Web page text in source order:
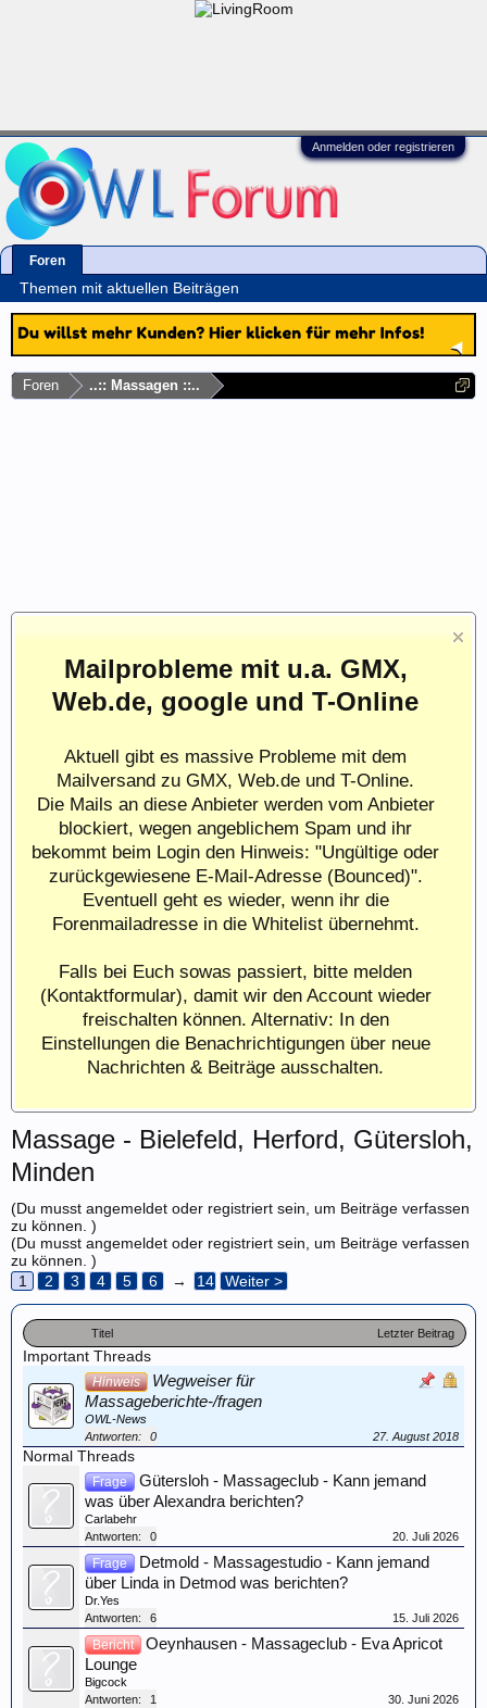
Anmelden oder registrieren
Foren ..:: Massagen ::..
Mailprobleme mit u.a. GMX,
Web.de, google und T-Online
Aktuell gibt es massive Probleme mit dem
Mailversand zu GMX, Web.de und T-Online.
Die Mails an diese Anbieter werden vom Anbieter
blockiert, wegen angeblichem Spam und ihr
bekommt beim Login den Hinweis: "Ungültige oder
zurückgewiesene E-Mail-Adresse (Bounced)".
Eventuell geht es wieder, wenn ihr die
Forenmailadresse in die Whitelist übernehmt.
Falls bei Euch sowas passiert, bitte melden
(Kontaktformular), damit wir den Account wieder
freischalten können. Alternativ: In den
Einstellungen die Benachrichtigungen über neue
Nachrichten & Beiträge ausschalten.
Massage - Bielefeld, Herford, Gütersloh,
Minden
(Du musst angemeldet oder registriert sein, um Beiträge verfassen
zu können. )
(Du musst angemeldet oder registriert sein, um Beiträge verfassen
zu können. )
1
2 3 4 5 6 → 14 Weiter >
Titel Letzter Beitrag
Important Threads
Hinweis
Wegweiser für
Massageberichte-/fragen
OWL-News
Antworten:
0 27. August 2018
Normal Threads
Frage
Gütersloh - Massageclub - Kann jemand
was über Alexandra berichten?
Carlabehr
Antworten:
0 20. Juli 2026
Frage
Detmold - Massagestudio - Kann jemand
über Linda in Detmod was berichten?
Dr.Yes
Antworten:
6 15. Juli 2026
Bericht
Oeynhausen - Massageclub - Eva Apricot
Lounge
Bigcock
Antworten:
1 30. Juni 2026
Foren
Themen mit aktuellen Beiträgen